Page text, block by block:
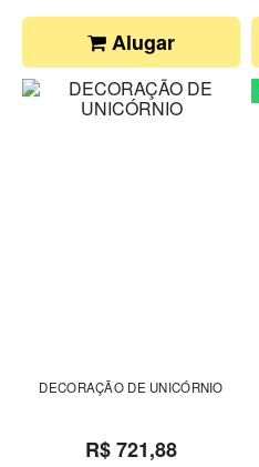
Alugar
DECORAÇÃO DE UNICÓRNIO
R$ 721,88